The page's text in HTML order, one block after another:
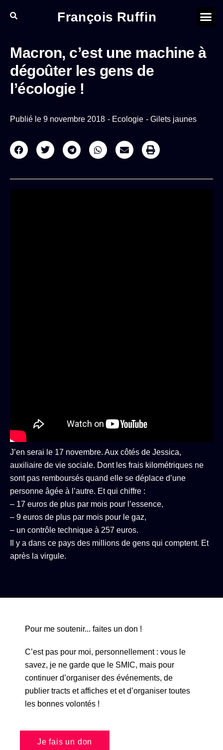
François Ruffin
Macron, c’est une machine à
dégoûter les gens de
l’écologie !
Publié le 9 novembre 2018 - Ecologie - Gilets jaunes
J’en serai le 17 novembre. Aux côtés de Jessica,
auxiliaire de vie sociale. Dont les frais kilométriques ne
sont pas remboursés quand elle se déplace d’une
personne âgée à l’autre. Et qui chiffre :
– 17 euros de plus par mois pour l’essence,
– 9 euros de plus par mois pour le gaz,
– un contrôle technique à 257 euros.
Il y a dans ce pays des millions de gens qui comptent. Et
après la virgule.
Pour me soutenir... faites un don !
C’est pas pour moi, personnellement : vous le
savez, je ne garde que le SMIC, mais pour
continuer d’organiser des événements, de
publier tracts et affiches et et d’organiser toutes
les bonnes volontés !
Je fais un don